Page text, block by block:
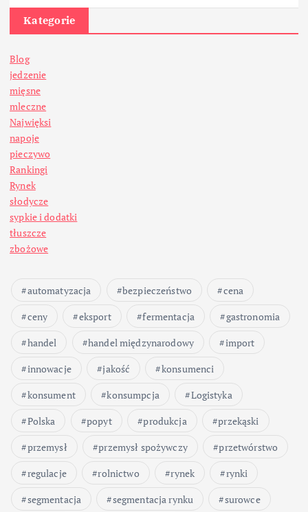
Kategorie
Blog
jedzenie
mięsne
mleczne
Najwięksi
napoje
pieczywo
Rankingi
Rynek
słodycze
sypkie i dodatki
tłuszcze
zbożowe
automatyzacja bezpieczeństwo
cena
ceny
eksport fermentacja
gastronomia
handel
handel międzynarodowy
import
innowacje
jakość
konsumenci
konsument
konsumpcja
Logistyka
Polska
popyt produkcja
przekąski
przemysł
przemysł spożywczy
przetwórstwo
regulacje
rolnictwo rynek
rynki
segmentacja
segmentacja rynku
surowce